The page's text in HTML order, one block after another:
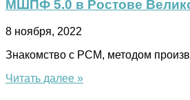
МШПФ 5.0 в Ростове
8 ноября, 2022
Знакомство с PCM, методом
Читать далее »